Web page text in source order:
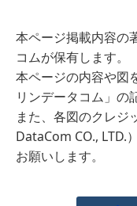
本ページ掲載内容の
コムが保有します。
本ページの内容や図
リンデータコム」の
また、各図のクレ
DataCom CO., LTD.
お願いします。